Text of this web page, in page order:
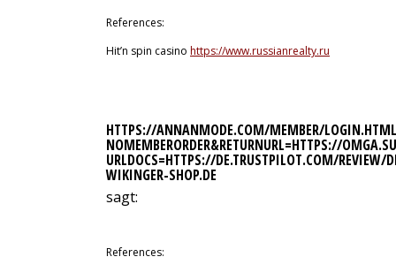
References:
Hit’n spin casino https://www.russianrealty.ru
HTTPS://ANNANMODE.COM/MEMBER/
NOMEMBERORDER&RETURNURL=HTTPS://
URLDOCS=HTTPS://DE.TRUSTPILOT.COM/REVIEW/
WIKINGER-SHOP.DE
sagt:
References: